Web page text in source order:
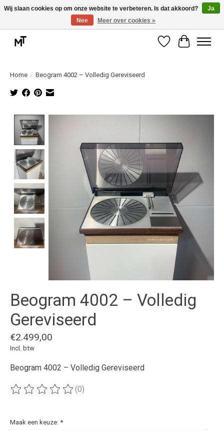
Deskundige installatie of montage nodig? Vraag ons naar de mogelijkheden.
Verlanglijst
Home / Beogram 4002 – Volledig Gereviseerd
Beogram 4002 – Volledig
Gereviseerd
€2.499,00
Incl. btw
Beogram 4002 – Volledig Gereviseerd
De beoordeling van dit product is
(0)
Maak een keuze: *
Wij slaan cookies op om onze website te verbeteren. Is dat akkoord?
Ja
Nee
Meer over cookies »